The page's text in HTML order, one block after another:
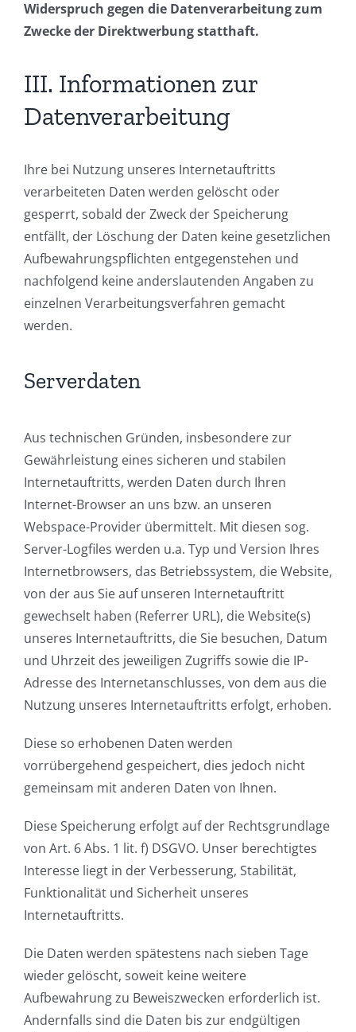
Widerspruch gegen die Datenverarbeitung zum
Zwecke der Direktwerbung statthaft.
III. Informationen zur
Datenverarbeitung
Ihre bei Nutzung unseres Internetauftritts
verarbeiteten Daten werden gelöscht oder
gesperrt, sobald der Zweck der Speicherung
entfällt, der Löschung der Daten keine gesetzlichen
Aufbewahrungspflichten entgegenstehen und
nachfolgend keine anderslautenden Angaben zu
einzelnen Verarbeitungsverfahren gemacht
werden.
Serverdaten
Aus technischen Gründen, insbesondere zur
Gewährleistung eines sicheren und stabilen
Internetauftritts, werden Daten durch Ihren
Internet-Browser an uns bzw. an unseren
Webspace-Provider übermittelt. Mit diesen sog.
Server-Logfiles werden u.a. Typ und Version Ihres
Internetbrowsers, das Betriebssystem, die Website,
von der aus Sie auf unseren Internetauftritt
gewechselt haben (Referrer URL), die Website(s)
unseres Internetauftritts, die Sie besuchen, Datum
und Uhrzeit des jeweiligen Zugriffs sowie die IP-
Adresse des Internetanschlusses, von dem aus die
Nutzung unseres Internetauftritts erfolgt, erhoben.
Diese so erhobenen Daten werden
vorrübergehend gespeichert, dies jedoch nicht
gemeinsam mit anderen Daten von Ihnen.
Diese Speicherung erfolgt auf der Rechtsgrundlage
von Art. 6 Abs. 1 lit. f) DSGVO. Unser berechtigtes
Interesse liegt in der Verbesserung, Stabilität,
Funktionalität und Sicherheit unseres
Internetauftritts.
Die Daten werden spätestens nach sieben Tage
wieder gelöscht, soweit keine weitere
Aufbewahrung zu Beweiszwecken erforderlich ist.
Andernfalls sind die Daten bis zur endgültigen